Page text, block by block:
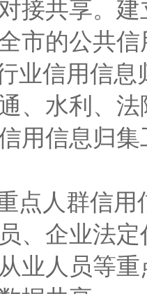
接共享。
市的公共
业信用信
、水利、
用信息归
点人群信
、企业法
业人员等